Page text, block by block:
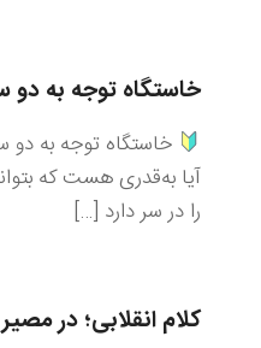
خاستگاه توجه به دو
خاستگاه توجه به دو
آیا به‌قدری هست که
را در سر دارد […]
کلام انقلابی؛ در